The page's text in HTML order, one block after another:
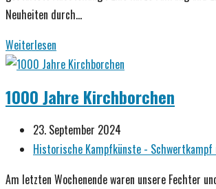
Neuheiten durch…
Weiterlesen
FECIT
1000 Jahre Kirchborchen
Beitrag
veröffentlicht:
23. September 2024
Beitrags-
Historische Kampfkünste - Schwertkampf
Am letzten Wochenende waren unsere Fechter